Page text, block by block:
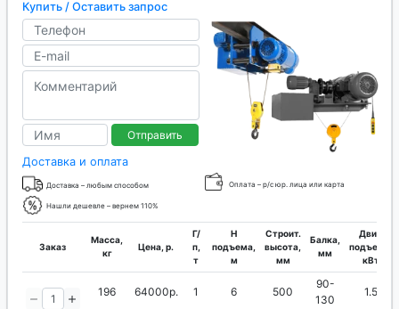
Купить / Оставить запрос
Отправить
Доставка и оплата
Доставка – любым способом Оплата – р/с юр. лица или карта
Нашли дешевле – вернем 110%
Заказ
Масса,
кг
Цена, р.
Г/
п,
т
H
подъема,
м
Строит.
высота,
мм
Балка,
мм
Двиг.
подъема,
кВт
196 64000р. 1 6 500
90-
130
1.5